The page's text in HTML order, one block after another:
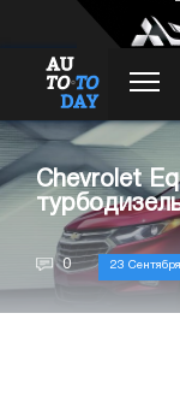
Chevrolet
0 23